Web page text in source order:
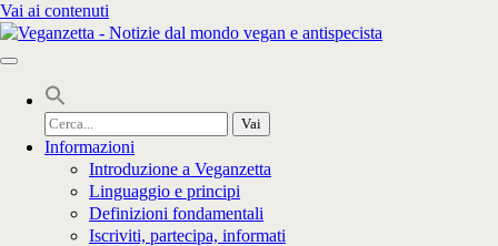
Vai ai contenuti
Cerca
per:
Informazioni
Introduzione a Veganzetta
Linguaggio e principi
Definizioni fondamentali
Iscriviti, partecipa, informati